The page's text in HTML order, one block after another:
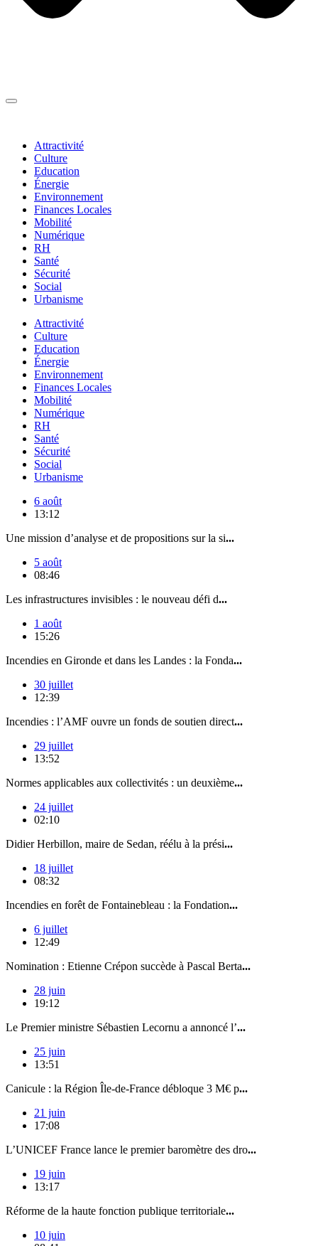
Attractivité
Culture
Education
Énergie
Environnement
Finances Locales
Mobilité
Numérique
RH
Santé
Sécurité
Social
Urbanisme
Attractivité
Culture
Education
Énergie
Environnement
Finances Locales
Mobilité
Numérique
RH
Santé
Sécurité
Social
Urbanisme
6 août
13:12
Une mission d’analyse et de propositions sur la si...
5 août
08:46
Les infrastructures invisibles : le nouveau défi d...
1 août
15:26
Incendies en Gironde et dans les Landes : la Fonda...
30 juillet
12:39
Incendies : l’AMF ouvre un fonds de soutien direct...
29 juillet
13:52
Normes applicables aux collectivités : un deuxième...
24 juillet
02:10
Didier Herbillon, maire de Sedan, réélu à la prési...
18 juillet
08:32
Incendies en forêt de Fontainebleau : la Fondation...
6 juillet
12:49
Nomination : Etienne Crépon succède à Pascal Berta...
28 juin
19:12
Le Premier ministre Sébastien Lecornu a annoncé l’...
25 juin
13:51
Canicule : la Région Île-de-France débloque 3 M€ p...
21 juin
17:08
L’UNICEF France lance le premier baromètre des dro...
19 juin
13:17
Réforme de la haute fonction publique territoriale...
10 juin